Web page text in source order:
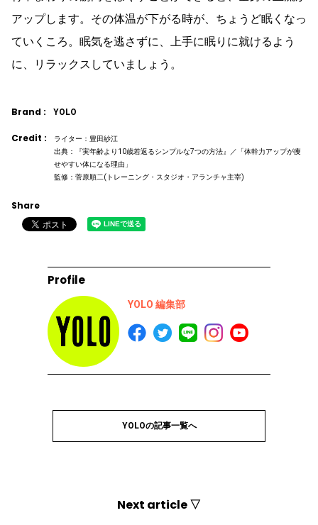
アップします。その体温が下がる時が、ちょうど眠くなっ
ていくころ。眠気を逃さずに、上手に眠りに就けるよう
に、リラックスしていましょう。
Brand : YOLO
Credit :
ライター：豊田紗江
出典：『実年齢より10歳若返るシンプルな7つの方法』／「体幹力アップが痩
せやすい体になる理由」
監修：菅原順二(トレーニング・スタジオ・アランチャ主宰)
Share
Profile
YOLO 編集部
YOLOの記事一覧へ
Next article ▽